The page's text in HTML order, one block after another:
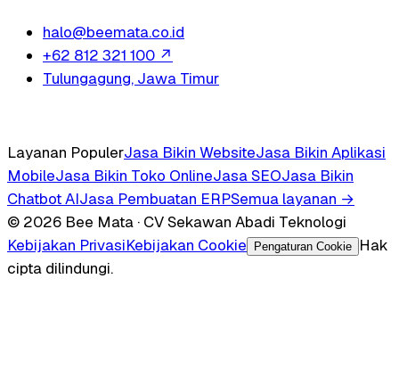
halo@beemata.co.id
+62 812 321 100 ↗
Tulungagung, Jawa Timur
Layanan PopulerJasa Bikin WebsiteJasa Bikin Aplikasi
MobileJasa Bikin Toko OnlineJasa SEOJasa Bikin
Chatbot AIJasa Pembuatan ERPSemua layanan →
© 2026 Bee Mata · CV Sekawan Abadi Teknologi
Kebijakan PrivasiKebijakan Cookie Pengaturan Cookie
Hak
cipta dilindungi.